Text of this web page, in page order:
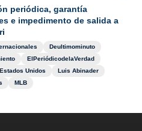
periódica, garantía
e impedimento de salida a
Deultimominuto
ElPeriódicodelaVerdad
Estados Unidos
Luis Abinader
MLB